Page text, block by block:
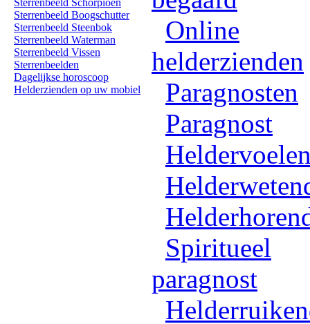
Sterrenbeeld Boogschutter
Sterrenbeeld Steenbok
Sterrenbeeld Waterman
Sterrenbeeld Vissen
Sterrenbeelden
Dagelijkse horoscoop
Helderzienden op uw mobiel
Online
helderzienden
Paragnosten
Paragnost
Spiritueel
paragnost